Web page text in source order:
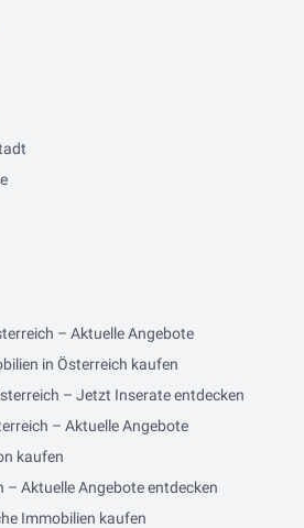
– Aktuelle Angebote
in Österreich kaufen
– Jetzt Inserate entdecken
– Aktuelle Angebote
kaufen
– Aktuelle Angebote entdecken
Immobilien kaufen